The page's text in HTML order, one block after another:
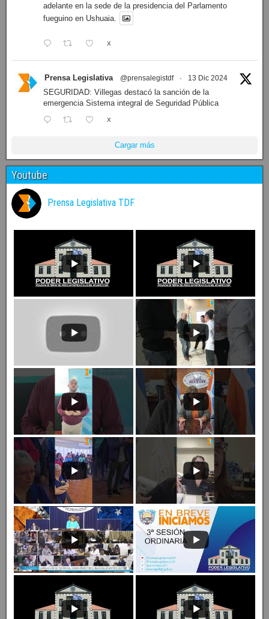
adelante en la sede de la presidencia del Parlamento
fueguino en Ushuaia.
X
Prensa Legislativa @prensalegistdf · 13 Dic 2024
SEGURIDAD: Villegas destacó la sanción de la
emergencia Sistema integral de Seguridad Pública
X
Cargar más
Youtube
Prensa Legislativa TDF